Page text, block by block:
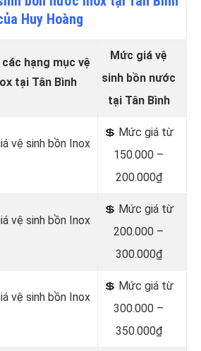
Huy Hoàng
hạng mục vệ
tại Tân Bình
Mức giá vệ
sinh bồn nước
tại Tân Bình
vệ sinh bồn Inox
💲 Mức giá từ
150.000 –
200.000₫
vệ sinh bồn Inox
💲 Mức giá từ
200.000 –
300.000₫
vệ sinh bồn Inox
💲 Mức giá từ
300.000 –
350.000₫